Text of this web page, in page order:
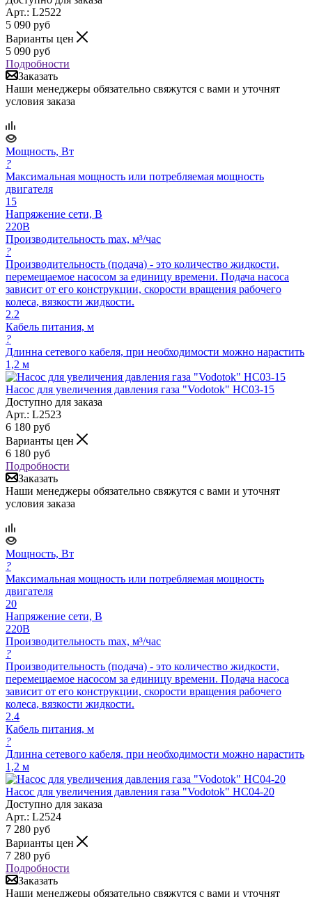
Арт.: L2522
5 090 руб
Варианты цен
5 090 руб
Подробности
Заказать
Наши менеджеры обязательно свяжутся с вами и уточнят
условия заказа
Мощность, Вт
?
Максимальная мощность или потребляемая мощность
двигателя
15
Напряжение сети, В
220В
Производительность max, м³/час
?
Производительность (подача) - это количество жидкости,
перемещаемое насосом за единицу времени. Подача насоса
зависит от его конструкции, скорости вращения рабочего
колеса, вязкости жидкости.
2.2
Кабель питания, м
?
Длинна сетевого кабеля, при необходимости можно нарастить
1,2 м
Насос для увеличения давления газа "Vodotok" HC03-15
Доступно для заказа
Арт.: L2523
6 180 руб
Варианты цен
6 180 руб
Подробности
Заказать
Наши менеджеры обязательно свяжутся с вами и уточнят
условия заказа
Мощность, Вт
?
Максимальная мощность или потребляемая мощность
двигателя
20
Напряжение сети, В
220В
Производительность max, м³/час
?
Производительность (подача) - это количество жидкости,
перемещаемое насосом за единицу времени. Подача насоса
зависит от его конструкции, скорости вращения рабочего
колеса, вязкости жидкости.
2.4
Кабель питания, м
?
Длинна сетевого кабеля, при необходимости можно нарастить
1,2 м
Насос для увеличения давления газа "Vodotok" HC04-20
Доступно для заказа
Арт.: L2524
7 280 руб
Варианты цен
7 280 руб
Подробности
Заказать
Наши менеджеры обязательно свяжутся с вами и уточнят